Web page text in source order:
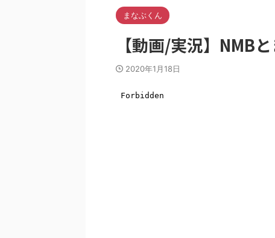
まなぶくん
【動画/実況】
2020年1月18日